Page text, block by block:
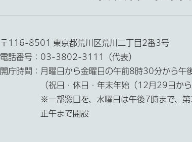
〒116-8501 東京都荒川区荒川二丁目2番3号
電話番号： 03-3802-3111（代表）
開庁時間： 月曜日から金曜日の午前8時30分から午
（祝日・休日・年末年始（12月29日か
※一部窓口を、水曜日は午後7時まで、
正午まで開設